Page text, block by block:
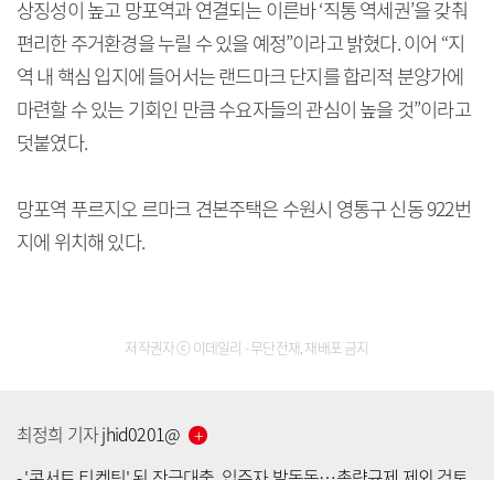
상징성이 높고 망포역과 연결되는 이른바 ‘직통 역세권’을 갖춰
편리한 주거환경을 누릴 수 있을 예정”이라고 밝혔다. 이어 “지
역 내 핵심 입지에 들어서는 랜드마크 단지를 합리적 분양가에
마련할 수 있는 기회인 만큼 수요자들의 관심이 높을 것”이라고
덧붙였다.
망포역 푸르지오 르마크 견본주택은 수원시 영통구 신동 922번
지에 위치해 있다.
저작권자 ⓒ 이데일리 - 무단전재, 재배포 금지
최정희 기자jhid0201@